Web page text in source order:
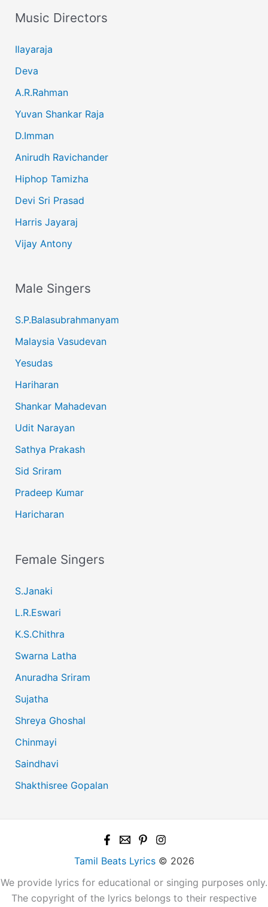
Music Directors
Ilayaraja
Deva
A.R.Rahman
Yuvan Shankar Raja
D.Imman
Anirudh Ravichander
Hiphop Tamizha
Devi Sri Prasad
Harris Jayaraj
Vijay Antony
Male Singers
S.P.Balasubrahmanyam
Malaysia Vasudevan
Yesudas
Hariharan
Shankar Mahadevan
Udit Narayan
Sathya Prakash
Sid Sriram
Pradeep Kumar
Haricharan
Female Singers
S.Janaki
L.R.Eswari
K.S.Chithra
Swarna Latha
Anuradha Sriram
Sujatha
Shreya Ghoshal
Chinmayi
Saindhavi
Shakthisree Gopalan
Tamil Beats Lyrics© 2026
We provide lyrics for educational or singing purposes only.
The copyright of the lyrics belongs to their respective